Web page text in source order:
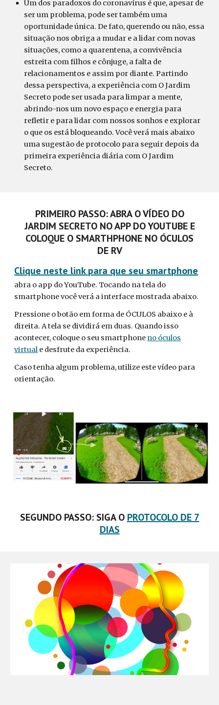
Um dos paradoxos do coronavírus é que, apesar de
ser um problema, pode ser também uma
oportunidade única. De fato, querendo ou não, essa
situação nos obriga a mudar e a lidar com novas
situações, como a quarentena, a convivência
estreita com filhos e cônjuge, a falta de
relacionamentos e assim por diante. Partindo
dessa perspectiva, a experiência com O Jardim
Secreto pode ser usada para limpar a mente,
abrindo-nos um novo espaço e energia para
refletir e para lidar com nossos sonhos e explorar
o que os está bloqueando. Você verá mais abaixo
uma sugestão de protocolo para seguir depois da
primeira experiência diária com O Jardim
Secreto.
PRIMEIRO PASSO: ABRA O VÍDEO DO
JARDIM SECRETO NO APP DO YOUTUBE E
COLOQUE O SMARTHPHONE NO ÓCULOS
DE RV
Clique neste link para que seu smartphone
abra o app do YouTube. Tocando na tela do
smartphone você verá a interface mostrada abaixo.
Pressione o botão em forma de ÓCULOS abaixo e à
direita. A tela se dividirá em duas. Quando isso
acontecer, coloque o seu smartphone no óculos
virtual e desfrute da experiência.
Caso tenha algum problema, utilize este vídeo para
orientação.
SEGUNDO PASSO: SIGA O PROTOCOLO DE 7
DIAS